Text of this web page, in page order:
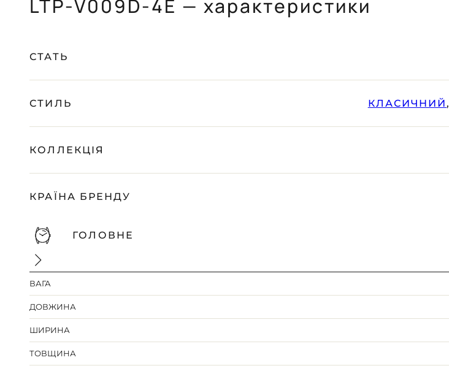
LTP-V009D-4E — характеристики
СТАТЬ
СТИЛЬ КЛАСИЧНИЙ,
КОЛЛЕКЦІЯ
КРАЇНА БРЕНДУ
ГОЛОВНЕ
ВАГА
ДОВЖИНА
ШИРИНА
ТОВЩИНА